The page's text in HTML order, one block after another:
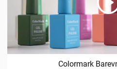
Colormark